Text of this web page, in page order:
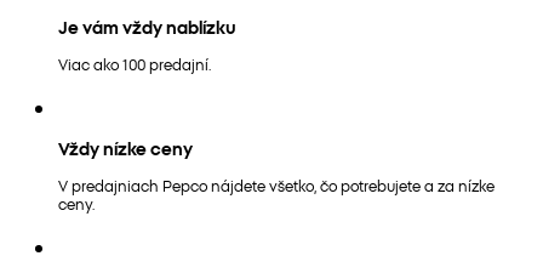
Je vám vždy nablízku
Viac ako 100 predajní.
Vždy nízke ceny
V predajniach Pepco nájdete všetko, čo potrebujete a za nízke
ceny.